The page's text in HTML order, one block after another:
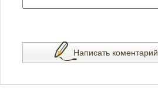
Написать коментарий